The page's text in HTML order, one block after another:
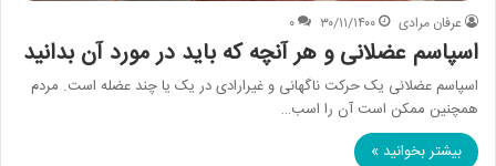
عرفان مرادی ۳۰/۱۱/۱۴۰۰ ۰
اسپاسم عضلانی و هر آنچه که باید در مورد آن بدانید
اسپاسم عضلانی یک حرکت ناگهانی و غیرارادی در یک یا چند عضله است. مردم
همچنین ممکن است آن را اسب…
بیشتر بخوانید »